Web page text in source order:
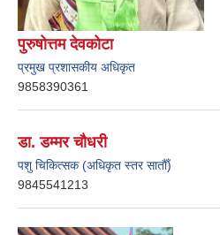
पुरुषोत्तम देवकोटा
प्रमुख प्रशासकीय अधिकृत
9858390361
डा. डम्मर चौधरी
पशु चिकित्सक (अधिकृत स्तर सातौँ)
9845541213